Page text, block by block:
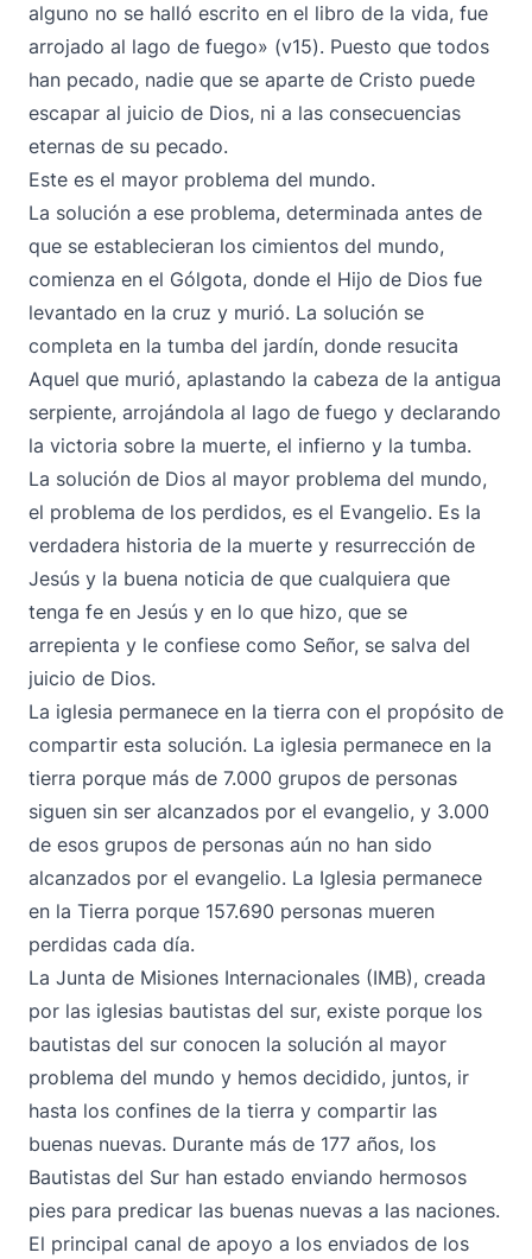
alguno no se halló escrito en el libro de la vida, fue
arrojado al lago de fuego» (v15). Puesto que todos
han pecado, nadie que se aparte de Cristo puede
escapar al juicio de Dios, ni a las consecuencias
eternas de su pecado.
Este es el mayor problema del mundo.
La solución a ese problema, determinada antes de
que se establecieran los cimientos del mundo,
comienza en el Gólgota, donde el Hijo de Dios fue
levantado en la cruz y murió. La solución se
completa en la tumba del jardín, donde resucita
Aquel que murió, aplastando la cabeza de la antigua
serpiente, arrojándola al lago de fuego y declarando
la victoria sobre la muerte, el infierno y la tumba.
La solución de Dios al mayor problema del mundo,
el problema de los perdidos, es el Evangelio. Es la
verdadera historia de la muerte y resurrección de
Jesús y la buena noticia de que cualquiera que
tenga fe en Jesús y en lo que hizo, que se
arrepienta y le confiese como Señor, se salva del
juicio de Dios.
La iglesia permanece en la tierra con el propósito de
compartir esta solución. La iglesia permanece en la
tierra porque más de 7.000 grupos de personas
siguen sin ser alcanzados por el evangelio, y 3.000
de esos grupos de personas aún no han sido
alcanzados por el evangelio. La Iglesia permanece
en la Tierra porque 157.690 personas mueren
perdidas cada día.
La Junta de Misiones Internacionales (IMB), creada
por las iglesias bautistas del sur, existe porque los
bautistas del sur conocen la solución al mayor
problema del mundo y hemos decidido, juntos, ir
hasta los confines de la tierra y compartir las
buenas nuevas. Durante más de 177 años, los
Bautistas del Sur han estado enviando hermosos
pies para predicar las buenas nuevas a las naciones.
El principal canal de apoyo a los enviados de los